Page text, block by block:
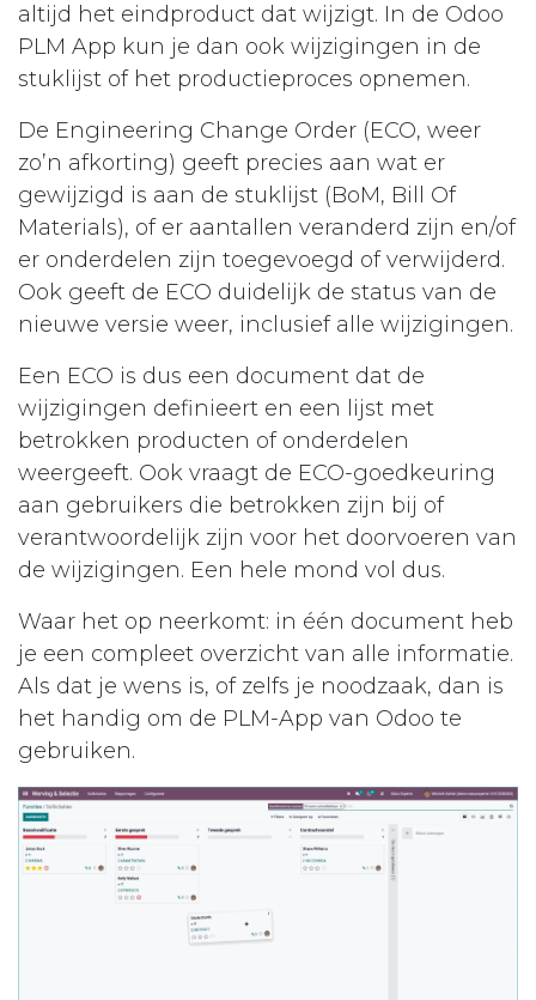
altijd het eindproduct dat wijzigt. In de Odoo
PLM App kun je dan ook wijzigingen in de
stuklijst of het productieproces opnemen.
De Engineering Change Order (ECO, weer
zo’n afkorting) geeft precies aan wat er
gewijzigd is aan de stuklijst (BoM, Bill Of
Materials), of er aantallen veranderd zijn en/of
er onderdelen zijn toegevoegd of verwijderd.
Ook geeft de ECO duidelijk de status van de
nieuwe versie weer, inclusief alle wijzigingen.
Een ECO is dus een document dat de
wijzigingen definieert en een lijst met
betrokken producten of onderdelen
weergeeft. Ook vraagt de ECO-goedkeuring
aan gebruikers die betrokken zijn bij of
verantwoordelijk zijn voor het doorvoeren van
de wijzigingen. Een hele mond vol dus.
Waar het op neerkomt: in één document heb
je een compleet overzicht van alle informatie.
Als dat je wens is, of zelfs je noodzaak, dan is
het handig om de PLM-App van Odoo te
gebruiken.